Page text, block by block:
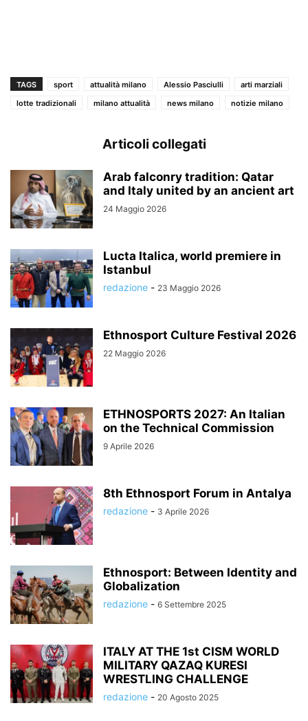
TAGS sport attualità milano Alessio Pasciulli
arti marziali
lotte tradizionali
milano attualità news milano notizie milano
Articoli collegati
Arab falconry tradition: Qatar
and Italy united by an ancient art
24 Maggio 2026
Lucta Italica, world premiere in
Istanbul
redazione - 23 Maggio 2026
Ethnosport Culture Festival 2026
22 Maggio 2026
ETHNOSPORTS 2027: An Italian
on the Technical Commission
9 Aprile 2026
8th Ethnosport Forum in Antalya
redazione - 3 Aprile 2026
Ethnosport: Between Identity and
Globalization
redazione - 6 Settembre 2025
ITALY AT THE 1st CISM WORLD
MILITARY QAZAQ KURESI
WRESTLING CHALLENGE
redazione - 20 Agosto 2025